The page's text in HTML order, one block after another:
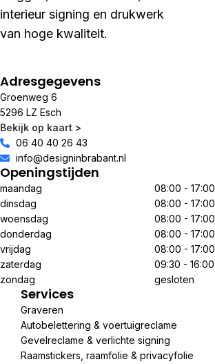
interieur signing en drukwerk
van hoge kwaliteit.
Adresgegevens
Groenweg 6
5296 LZ Esch
Bekijk op kaart >
06 40 40 26 43
info@designinbrabant.nl
Openingstijden
maandag
08:00 - 17:00
dinsdag
08:00 - 17:00
woensdag
08:00 - 17:00
donderdag
08:00 - 17:00
vrijdag
08:00 - 17:00
zaterdag
09:30 - 16:00
zondag
gesloten
Services
Graveren
Autobelettering & voertuigreclame
Gevelreclame & verlichte signing
Raamstickers, raamfolie & privacyfolie